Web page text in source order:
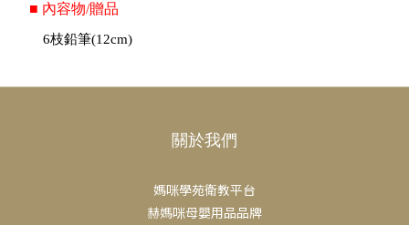
■ 內容物/贈品
6枝鉛筆(12cm)
關於我們
媽咪學苑衛教平台
赫媽咪母嬰用品品牌